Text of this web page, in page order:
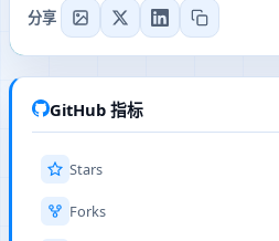
分享
GitHub 指标
Stars
Forks